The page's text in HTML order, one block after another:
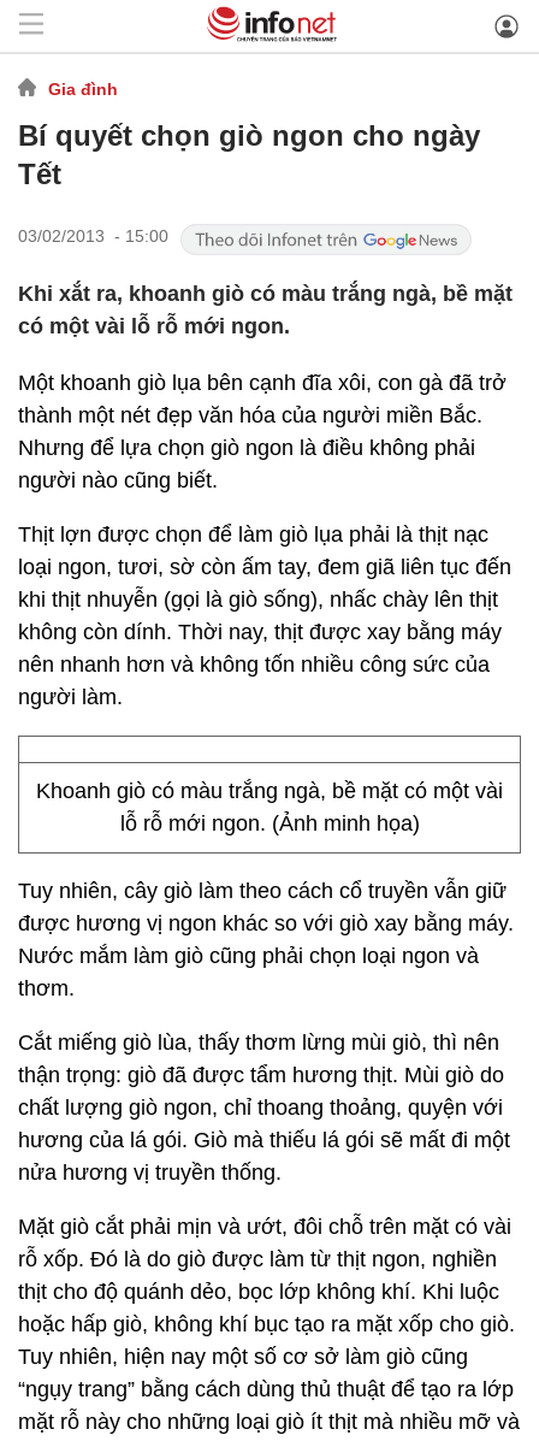
Gia đình
Bí quyết chọn giò ngon cho ngày
Tết
03/02/2013 - 15:00
Khi xắt ra, khoanh giò có màu trắng ngà, bề mặt
có một vài lỗ rỗ mới ngon.
Một khoanh giò lụa bên cạnh đĩa xôi, con gà đã trở
thành một nét đẹp văn hóa của người miền Bắc.
Nhưng để lựa chọn giò ngon là điều không phải
người nào cũng biết.
Thịt lợn được chọn để làm giò lụa phải là thịt nạc
loại ngon, tươi, sờ còn ấm tay, đem giã liên tục đến
khi thịt nhuyễn (gọi là giò sống), nhấc chày lên thịt
không còn dính. Thời nay, thịt được xay bằng máy
nên nhanh hơn và không tốn nhiều công sức của
người làm.
Khoanh giò có màu trắng ngà, bề mặt có một vài
lỗ rỗ mới ngon. (Ảnh minh họa)
Tuy nhiên, cây giò làm theo cách cổ truyền vẫn giữ
được hương vị ngon khác so với giò xay bằng máy.
Nước mắm làm giò cũng phải chọn loại ngon và
thơm.
Cắt miếng giò lùa, thấy thơm lừng mùi giò, thì nên
thận trọng: giò đã được tẩm hương thịt. Mùi giò do
chất lượng giò ngon, chỉ thoang thoảng, quyện với
hương của lá gói. Giò mà thiếu lá gói sẽ mất đi một
nửa hương vị truyền thống.
Mặt giò cắt phải mịn và ướt, đôi chỗ trên mặt có vài
rỗ xốp. Đó là do giò được làm từ thịt ngon, nghiền
thịt cho độ quánh dẻo, bọc lớp không khí. Khi luộc
hoặc hấp giò, không khí bục tạo ra mặt xốp cho giò.
Tuy nhiên, hiện nay một số cơ sở làm giò cũng
“ngụy trang” bằng cách dùng thủ thuật để tạo ra lớp
mặt rỗ này cho những loại giò ít thịt mà nhiều mỡ và